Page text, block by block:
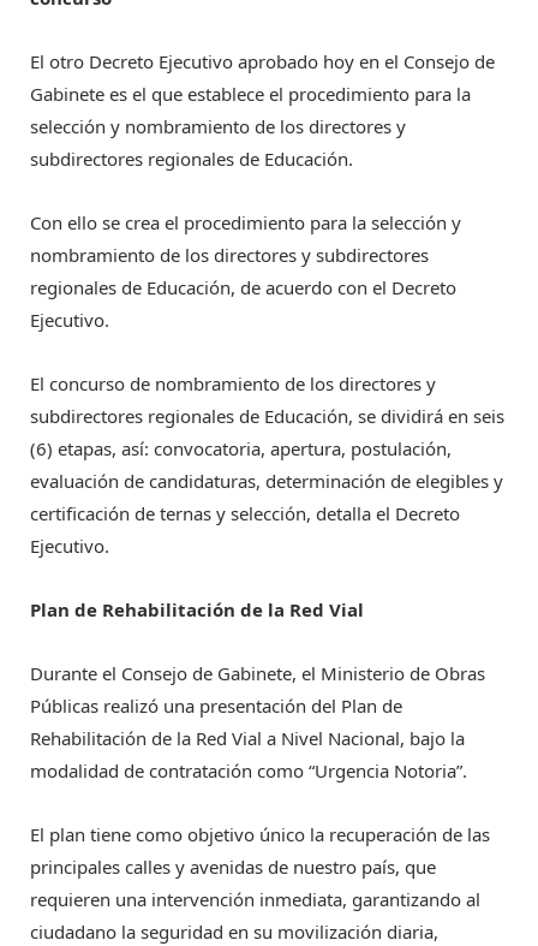
El otro Decreto Ejecutivo aprobado hoy en el Consejo de
Gabinete es el que establece el procedimiento para la
selección y nombramiento de los directores y
subdirectores regionales de Educación.
Con ello se crea el procedimiento para la selección y
nombramiento de los directores y subdirectores
regionales de Educación, de acuerdo con el Decreto
Ejecutivo.
El concurso de nombramiento de los directores y
subdirectores regionales de Educación, se dividirá en seis
(6) etapas, así: convocatoria, apertura, postulación,
evaluación de candidaturas, determinación de elegibles y
certificación de ternas y selección, detalla el Decreto
Ejecutivo.
Plan de Rehabilitación de la Red Vial
Durante el Consejo de Gabinete, el Ministerio de Obras
Públicas realizó una presentación del Plan de
Rehabilitación de la Red Vial a Nivel Nacional, bajo la
modalidad de contratación como “Urgencia Notoria”.
El plan tiene como objetivo único la recuperación de las
principales calles y avenidas de nuestro país, que
requieren una intervención inmediata, garantizando al
ciudadano la seguridad en su movilización diaria,